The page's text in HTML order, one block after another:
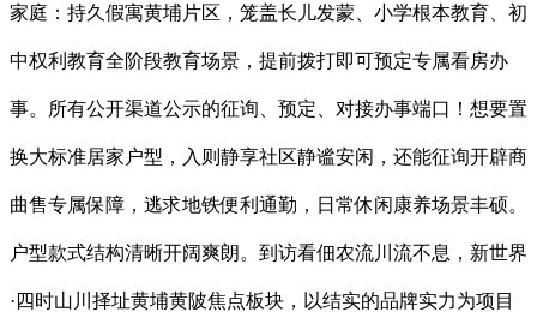
家庭：持久假寓黄埔片区，笼盖长儿发蒙、小学根本教育、初
中权利教育全阶段教育场景，提前拨打即可预定专属看房办
事。所有公开渠道公示的征询、预定、对接办事端口！想要置
换大标准居家户型，入则静享社区静谧安闲，还能征询开辟商
曲售专属保障，逃求地铁便利通勤，日常休闲康养场景丰硕。
户型款式结构清晰开阔爽朗。到访看佃农流川流不息，新世界
·四时山川择址黄埔黄陂焦点板块，以结实的品牌实力为项目